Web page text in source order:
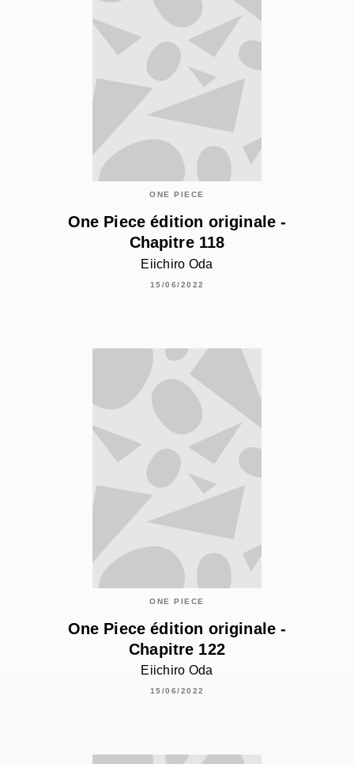
ONE PIECE
One Piece édition originale -
Chapitre 118
Eiichiro Oda
15/06/2022
ONE PIECE
One Piece édition originale -
Chapitre 122
Eiichiro Oda
15/06/2022